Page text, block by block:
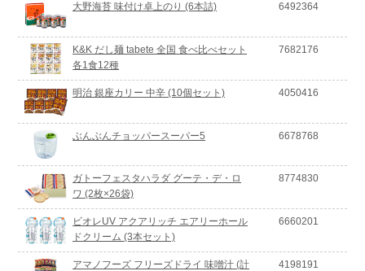
大野海苔 味付け卓上のり (6本詰) 6492364
K&K だし麺 tabete 全国 食べ比べセット
各1食12種
7682176
明治 銀座カリー 中辛 (10個セット) 4050416
ぶんぶんチョッパースーパー5 6678768
ガトーフェスタハラダ グーテ・デ・ロ
ワ (2枚×26袋)
8774830
ビオレUV アクアリッチ エアリーホール
ドクリーム (3本セット)
6660201
アマノフーズ フリーズドライ 味噌汁 (計
4198191